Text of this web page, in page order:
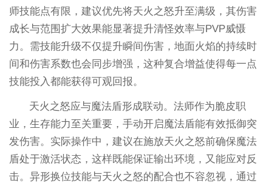
师技能点有限，建议优先将天火之怒升至满级，其伤害
成长与范围扩大效果能显著提升清怪效率与PVP威慑
力。需技能升级不仅提升瞬间伤害，地面火焰的持续时
间和伤害系数也会同步增强，这种复合增益使得每一点
技能投入都能获得可观回报。
天火之怒应与魔法盾形成联动。法师作为脆皮职
业，生存能力至关重要，手动开启魔法盾能有效抵御突
发伤害。实际操作中，建议在施放天火之怒前确保魔法
盾处于激活状态，这样既能保证输出环境，又能应对反
击。异形换位技能与天火之怒的配合也不容忽视，通过